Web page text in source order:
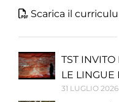
Scarica il
TST
LE LINGUE
31 LUGLIO 2026